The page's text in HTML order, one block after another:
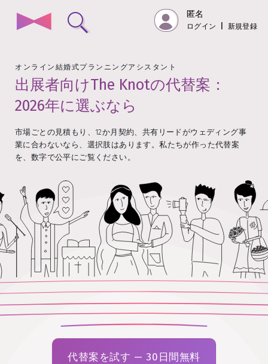
匿名
ログイン 新規登録
オンライン結婚式プランニングアシスタント
出展者向けThe Knotの代替案：
2026年に選ぶなら
市場ごとの見積もり、12か月契約、共有リードがウェディング事
業に合わないなら、選択肢はあります。私たちが作った代替案
を、数字で公平にご覧ください。
代替案を試す — 30日間無料